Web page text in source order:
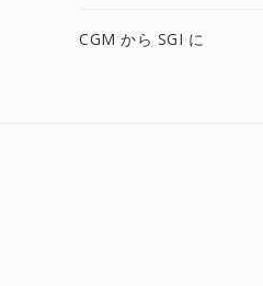
CGM から SGI に